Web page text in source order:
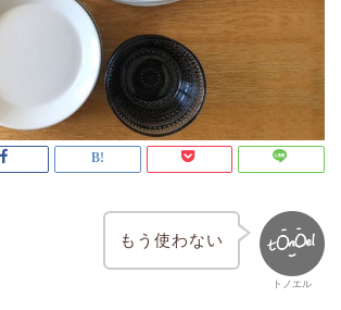
トノエル
もう使わない